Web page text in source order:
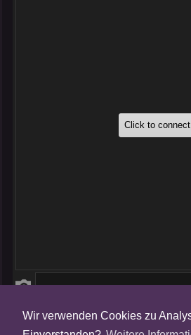
Wir verwenden Cookies zu